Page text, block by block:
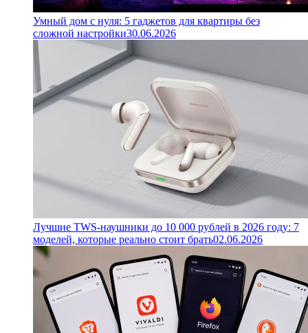
Умный дом с нуля: 5 гаджетов для квартиры без
сложной настройки30.06.2026
Лучшие TWS-наушники до 10 000 рублей в 2026 году: 7
моделей, которые реально стоит брать02.06.2026